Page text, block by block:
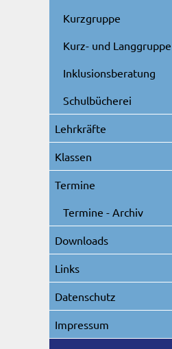
Kurzgruppe
Kurz- und Langgruppe
Inklusionsberatung
Schulbücherei
Lehrkräfte
Klassen
Termine
Termine - Archiv
Downloads
Links
Datenschutz
Impressum